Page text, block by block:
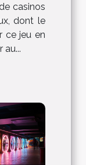
casinos
dont le
ce jeu en
au...